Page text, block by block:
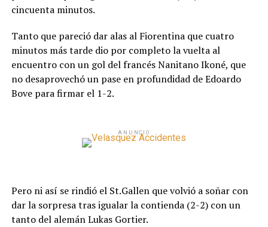
cincuenta minutos.
Tanto que pareció dar alas al Fiorentina que cuatro
minutos más tarde dio por completo la vuelta al
encuentro con un gol del francés Nanitano Ikoné, que
no desaprovechó un pase en profundidad de Edoardo
Bove para firmar el 1-2.
ANUNCIO
Pero ni así se rindió el St.Gallen que volvió a soñar con
dar la sorpresa tras igualar la contienda (2-2) con un
tanto del alemán Lukas Gortier.